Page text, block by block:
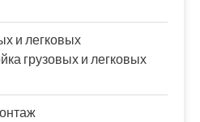
и легковых
грузовых и легковых